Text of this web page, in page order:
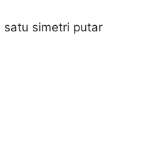
satu simetri putar